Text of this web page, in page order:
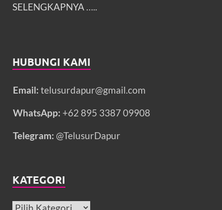
SELENGKAPNYA …..
HUBUNGI KAMI
Email: telusurdapur@gmail.com
WhatsApp: +62 895 3387 09908
Telegram: @TelusurDapur
KATEGORI